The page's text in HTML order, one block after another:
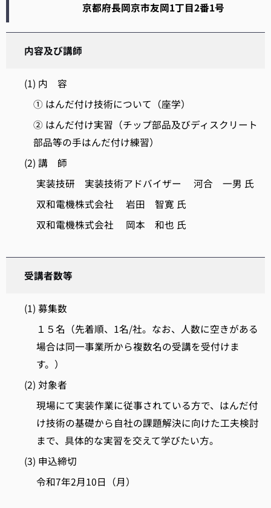
京都府長岡京市友岡1丁目2番1号
内容及び講師
(1) 内 容
① はんだ付け技術について（座学）
② はんだ付け実習（チップ部品及びディスクリート
部品等の手はんだ付け練習）
(2) 講 師
実装技研 実装技術アドバイザー 河合 一男 氏
双和電機株式会社 岩田 智寛 氏
双和電機株式会社 岡本 和也 氏
受講者数等
(1) 募集数
１５名（先着順、1名/社。なお、人数に空きがある
場合は同一事業所から複数名の受講を受付けま
す。）
(2) 対象者
現場にて実装作業に従事されている方で、はんだ付
け技術の基礎から自社の課題解決に向けた工夫検討
まで、具体的な実習を交えて学びたい方。
(3) 申込締切
令和7年2月10日（月）